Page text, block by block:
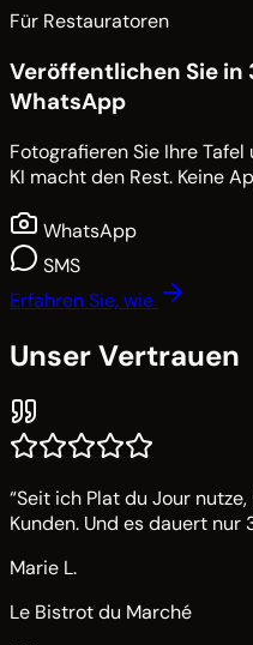
Für Restauratoren
Veröffentlichen Sie in
WhatsApp
Fotografieren Sie Ihre
KI macht den Rest. Keine
WhatsApp
SMS
Erfahren Sie, wie
Unser Vertrauen
“Seit ich Plat du Jour
Kunden. Und es dauert nur
Marie L.
Le Bistrot du Marché